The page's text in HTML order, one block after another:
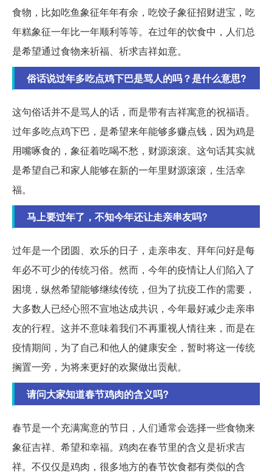
食物，比如吃鱼象征年年有余，吃饺子象征招财进宝，吃
年糕象征一年比一年顺利等等。在过年的饮食中，人们总
是希望通过食物来祈福、祈求吉祥如意。
俗话说过年多吃点鸡下巴是骂人的吗？是什么意思?
这句俗话并不是骂人的话，而是带有吉祥寓意的祝福语。
过年多吃点鸡下巴，是希望来年能够多赚点钱，因为鸡是
用嘴啄食的，象征着吃喝不愁，财源滚滚。这句话其实就
是希望自己和家人能够在新的一年里财源滚滚，生活幸
福。
马上要过年了，不知今年还让走亲串友吗?
过年是一个团圆、欢乐的日子，走亲串友、拜年问好是每
年必不可少的传统习俗。然而，今年的疫情让人们陷入了
困境，纵然希望能够继续传统，但为了抗疫工作的需要，
大多数人已经心照不宣地达成共识，今年最好减少走亲串
友的行程。这并不意味着我们不再重视人情往来，而是在
疫情期间，为了自己和他人的健康安全，暂时将这一传统
搁置一旁，为将来更好的欢聚做出贡献。
请问大家知道春节鸡肉的含义吗?
春节是一个充满寓意的节日，人们通常会选择一些食物来
象征吉祥、希望和幸福。鸡肉在春节里的含义是祈求吉
祥。不仅仅是鸡肉，很多地方的春节饮食都有类似的含